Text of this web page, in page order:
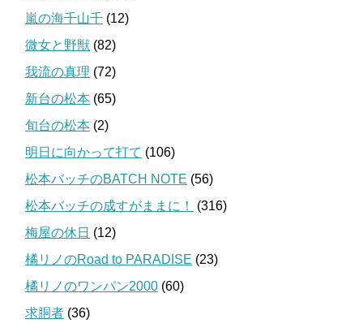
嵐の海千山千 (12)
微女と野獣 (82)
我流の真理 (72)
新台の松本 (65)
旬台の松本 (2)
明日に向かって打て (106)
松本バッチのBATCH NOTE (56)
松本バッチの成すがままに！
(316)
梅屋の休日 (12)
橘リノのRoad to PARADISE (23)
橘リノのワンパン2000 (60)
求胴者 (36)